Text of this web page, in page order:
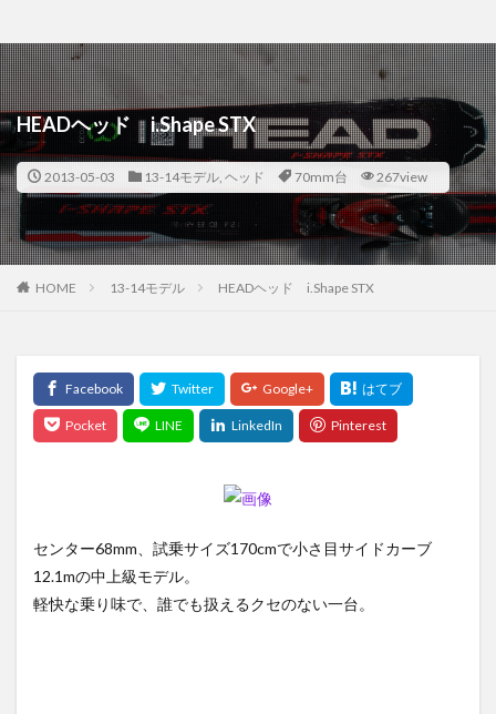
HEADヘッド i.Shape STX
2013-05-03 13-14モデル, ヘッド 70mm台 267view
HOME 13-14モデル HEADヘッド i.Shape STX
センター68mm、試乗サイズ170cmで小さ目サイドカーブ
12.1mの中上級モデル。
軽快な乗り味で、誰でも扱えるクセのない一台。